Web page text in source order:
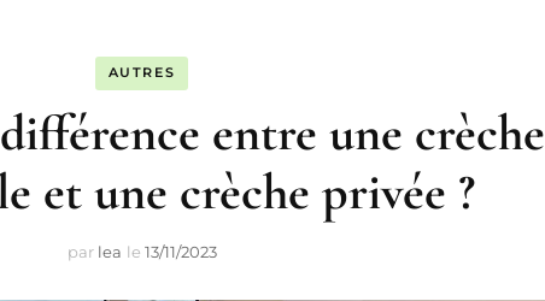
AUTRES
entre une crèche
et une crèche privée ?
par lea le 13/11/2023